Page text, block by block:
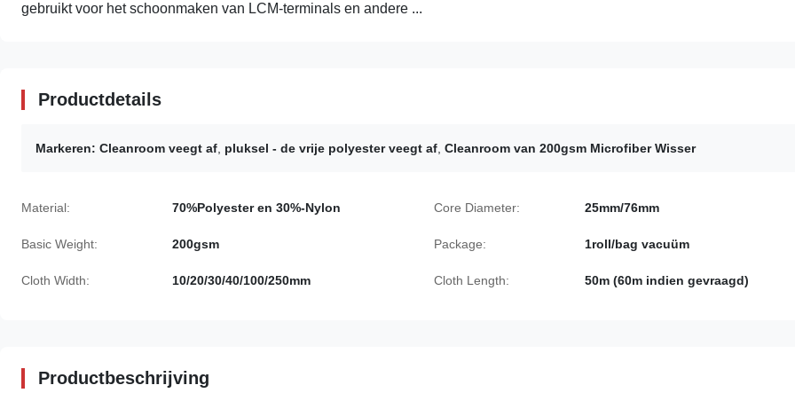
gebruikt voor het schoonmaken van LCM-terminals en andere ...
Productdetails
Markeren: Cleanroom veegt af, pluksel - de vrije polyester veegt af, Cleanroom van 200gsm Microfiber Wisser
Material: 70%Polyester en 30%-Nylon Core Diameter: 25mm/76mm
Basic Weight: 200gsm Package: 1roll/bag vacuüm
Cloth Width: 10/20/30/40/100/250mm Cloth Length: 50m (60m indien gevraagd)
Productbeschrijving